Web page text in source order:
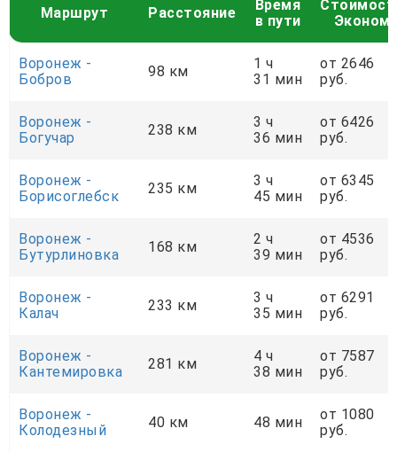
Маршрут Расстояние
Время
в пути
Эконом
Воронеж -
Бобров
98 км
1 ч
31 мин
от 2646
руб.
Воронеж -
Богучар
238 км
3 ч
36 мин
от 6426
руб.
Воронеж -
Борисоглебск
235 км
3 ч
45 мин
от 6345
руб.
Воронеж -
Бутурлиновка
168 км
2 ч
39 мин
от 4536
руб.
Воронеж -
Калач
233 км
3 ч
35 мин
от 6291
руб.
Воронеж -
Кантемировка
281 км
4 ч
38 мин
от 7587
руб.
Воронеж -
Колодезный
40 км 48 мин
от 1080
руб.